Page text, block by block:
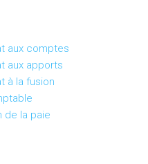
aux comptes
aux apports
à la fusion
de la paie